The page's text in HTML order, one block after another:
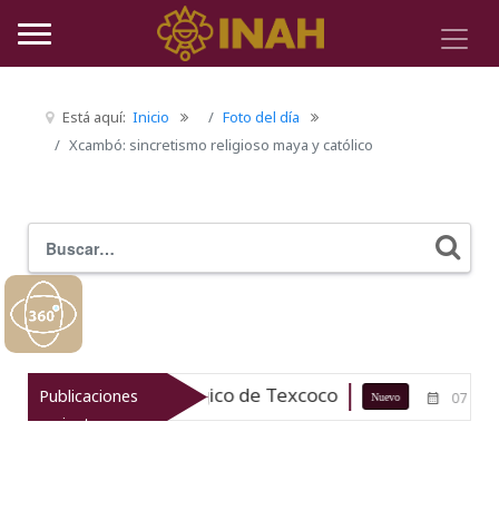
Está aquí: Inicio
Foto del día
Xcambó: sincretismo religioso maya y católico
Publicaciones
recientes
arqueológico de Texcoco Nuevo 07-08-26